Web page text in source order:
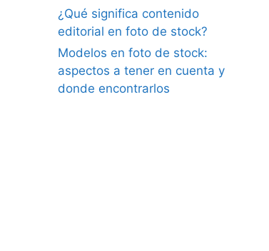
¿Qué significa contenido
editorial en foto de stock?
Modelos en foto de stock:
aspectos a tener en cuenta y
donde encontrarlos